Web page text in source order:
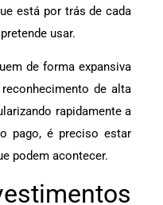
está por trás de cada
usar.
de forma expansiva
de alta
rapidamente a
pago, é preciso estar
podem acontecer.